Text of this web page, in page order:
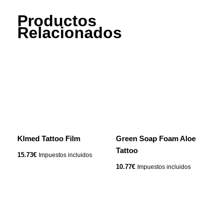
Productos
Relacionados
Klmed Tattoo Film
15.73€ Impuestos incluidos
Green Soap Foam Aloe
Tattoo
10.77€ Impuestos incluidos